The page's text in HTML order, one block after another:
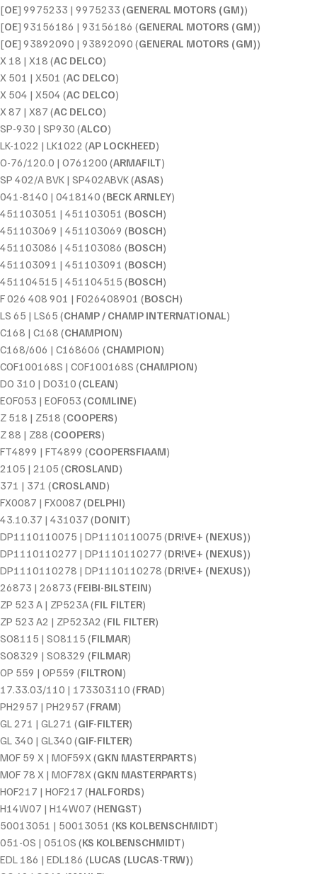
[OE] 9975233 | 9975233 (GENERAL MOTORS (GM))
[OE] 93156186 | 93156186 (GENERAL MOTORS (GM))
[OE] 93892090 | 93892090 (GENERAL MOTORS (GM))
X 18 | X18 (AC DELCO)
X 501 | X501 (AC DELCO)
X 504 | X504 (AC DELCO)
X 87 | X87 (AC DELCO)
SP-930 | SP930 (ALCO)
LK-1022 | LK1022 (AP LOCKHEED)
O-76/120.0 | O761200 (ARMAFILT)
SP 402/A BVK | SP402ABVK (ASAS)
041-8140 | 0418140 (BECK ARNLEY)
451103051 | 451103051 (BOSCH)
451103069 | 451103069 (BOSCH)
451103086 | 451103086 (BOSCH)
451103091 | 451103091 (BOSCH)
451104515 | 451104515 (BOSCH)
F 026 408 901 | F026408901 (BOSCH)
LS 65 | LS65 (CHAMP / CHAMP INTERNATIONAL)
C168 | C168 (CHAMPION)
C168/606 | C168606 (CHAMPION)
COF100168S | COF100168S (CHAMPION)
DO 310 | DO310 (CLEAN)
EOF053 | EOF053 (COMLINE)
Z 518 | Z518 (COOPERS)
Z 88 | Z88 (COOPERS)
FT4899 | FT4899 (COOPERSFIAAM)
2105 | 2105 (CROSLAND)
371 | 371 (CROSLAND)
FX0087 | FX0087 (DELPHI)
43.10.37 | 431037 (DONIT)
DP1110110075 | DP1110110075 (DR!VE+ (NEXUS))
DP1110110277 | DP1110110277 (DR!VE+ (NEXUS))
DP1110110278 | DP1110110278 (DR!VE+ (NEXUS))
26873 | 26873 (FEIBI-BILSTEIN)
ZP 523 A | ZP523A (FIL FILTER)
ZP 523 A2 | ZP523A2 (FIL FILTER)
SO8115 | SO8115 (FILMAR)
SO8329 | SO8329 (FILMAR)
OP 559 | OP559 (FILTRON)
17.33.03/110 | 173303110 (FRAD)
PH2957 | PH2957 (FRAM)
GL 271 | GL271 (GIF-FILTER)
GL 340 | GL340 (GIF-FILTER)
MOF 59 X | MOF59X (GKN MASTERPARTS)
MOF 78 X | MOF78X (GKN MASTERPARTS)
HOF217 | HOF217 (HALFORDS)
H14W07 | H14W07 (HENGST)
50013051 | 50013051 (KS KOLBENSCHMIDT)
051-OS | 051OS (KS KOLBENSCHMIDT)
EDL 186 | EDL186 (LUCAS (LUCAS-TRW))